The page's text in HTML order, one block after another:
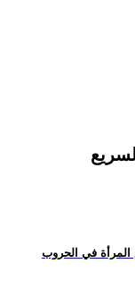
المراة العالمي 2024 - أوضاع المرأة في الحروب